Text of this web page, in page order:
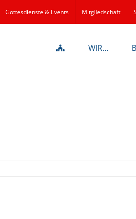
Gottesdienste & Events Mitgliedschaft
WIR…